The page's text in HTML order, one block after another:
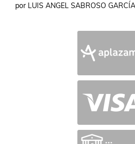
por LUIS ANGEL SABROSO GARCÍA